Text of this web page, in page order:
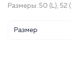
Размеры: 50 (L), 52
Размер